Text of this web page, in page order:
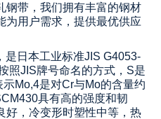
钢带，我们拥有丰富的钢材
为用户需求，提供最优供应
，是日本工业标准JIS G4053-
照JIS牌号命名的方式，S是
Mo,4是对Cr与Mo的含量约
30具有高的强度和韧
好，冷变形时塑性中等，热